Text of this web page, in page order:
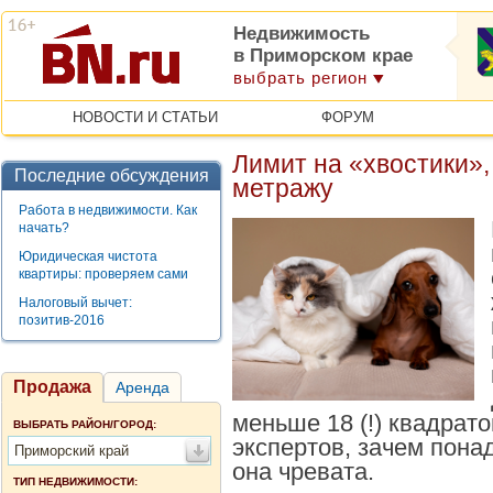
Недвижимость
в Приморском крае
выбрать регион
НОВОСТИ И СТАТЬИ ФОРУМ
Последние обсуждения
Работа в недвижимости. Как
начать?
Юридическая чистота
квартиры: проверяем сами
Налоговый вычет:
позитив-2016
Продажа Аренда
ВЫБРАТЬ РАЙОН/ГОРОД:
Приморский край
ТИП НЕДВИЖИМОСТИ:
Лимит на
метражу
меньше 18 (!)
экспертов, зачем
она чревата.